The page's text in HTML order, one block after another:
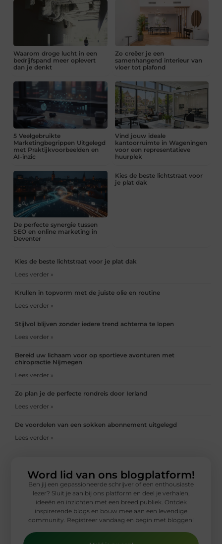
Waarom droge lucht in een
bedrijfspand meer oplevert
dan je denkt
Zo creëer je een
samenhangend interieur van
vloer tot plafond
5 Veelgebruikte
Marketingbegrippen Uitgelegd
met Praktijkvoorbeelden en
AI-inzic
Vind jouw ideale
kantoorruimte in Wageningen
voor een representatieve
huurplek
De perfecte synergie tussen
SEO en online marketing in
Deventer
Kies de beste lichtstraat voor
je plat dak
Kies de beste lichtstraat voor je plat dak
Lees verder »
Krullen in topvorm met de juiste olie en routine
Lees verder »
Stijlvol blijven zonder iedere trend achterna te lopen
Lees verder »
Bereid uw lichaam voor op sportieve avonturen met
chiropractie Nijmegen
Lees verder »
Zo plan je de perfecte rondreis door Ierland
Lees verder »
De voordelen van een sokken abonnement uitgelegd
Lees verder »
Word lid van ons blogplatform!
Ben jij een gepassioneerde schrijver of een enthousiaste
lezer? Sluit je aan bij ons platform en deel je verhalen,
ideeën en inzichten met een breed publiek. Ontdek
inspirerende blogs en bouw mee aan een levendige
community. Registreer vandaag en begin met bloggen!